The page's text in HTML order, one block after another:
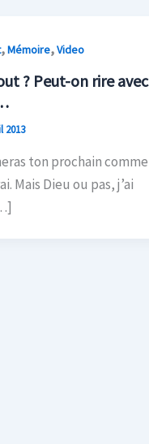
,Mémoire,Video
? Peut-on rire avec
2013
ton prochain comme
Mais Dieu ou pas, j’ai